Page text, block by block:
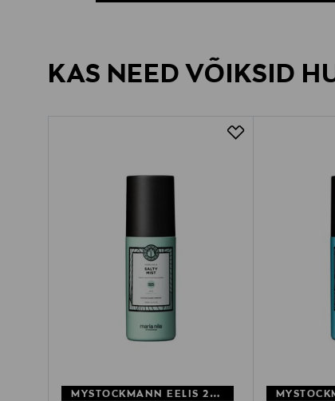
KAS NEED VÕIKSID
MYSTOCKMANN EELIS 28%